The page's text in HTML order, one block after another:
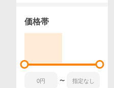
価格帯
〜